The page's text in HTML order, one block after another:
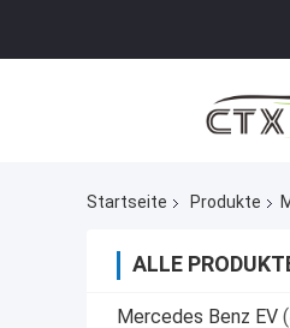
Startseite Produkte
ALLE
Mercedes Benz EV